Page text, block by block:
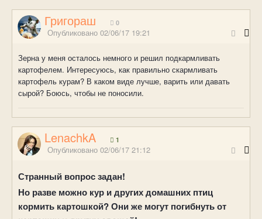
Григораш 0
Опубликовано 02/06/17 19:21
Зерна у меня осталось немного и решил подкармливать
картофелем. Интересуюсь, как правильно скармливать
картофель курам? В каком виде лучше, варить или давать
сырой? Боюсь, чтобы не поносили.
LenachkA 1
Опубликовано 02/06/17 21:12
Странный вопрос задан!
Но разве можно кур и других домашних птиц
кормить картошкой? Они же могут погибнуть от